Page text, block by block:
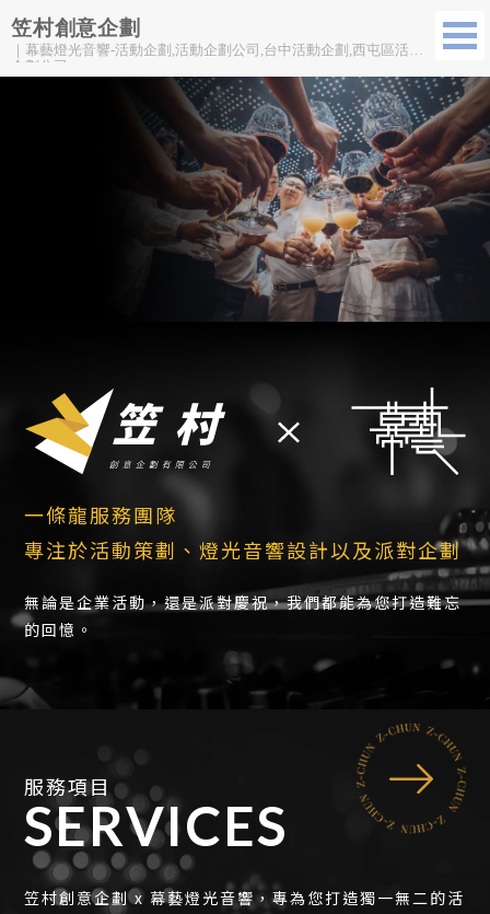
笠村創意企劃
｜幕藝燈光音響-活動企劃,活動企劃公司,台中活動企劃,西屯區活動
企劃公司
一條龍服務團隊
專注於活動策劃、燈光音響設計以及派對企劃
無論是企業活動，還是派對慶祝，我們都能為您打造難忘
的回憶。
服務項目
SERVICES
笠村創意企劃 x 幕藝燈光音響，專為您打造獨一無二的活